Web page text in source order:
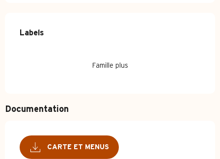
Labels
Labels
Famille plus
Documentation
CARTE ET MENUS